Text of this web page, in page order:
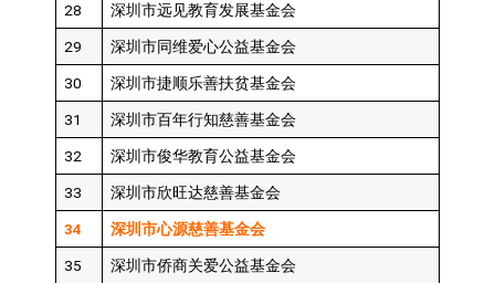
28 深圳市远见教育发展基金会
29 深圳市同维爱心公益基金会
30 深圳市捷顺乐善扶贫基金会
31 深圳市百年行知慈善基金会
32 深圳市俊华教育公益基金会
33 深圳市欣旺达慈善基金会
34 深圳市心源慈善基金会
35 深圳市侨商关爱公益基金会